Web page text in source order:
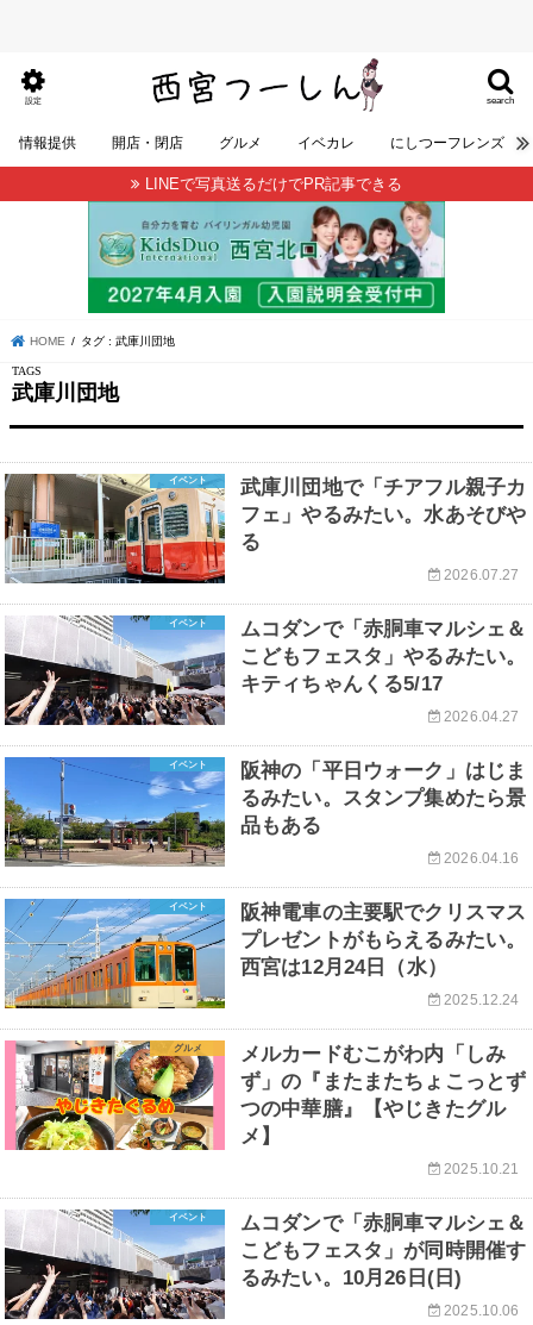
search
設定
情報提供 開店・閉店 グルメ イベカレ にしつーフレンズ
LINEで写真送るだけでPR記事できる
HOME タグ : 武庫川団地
武庫川団地
イベント
武庫川団地で「チアフル親子カ
フェ」やるみたい。水あそびや
る
2026.07.27
イベント
ムコダンで「赤胴車マルシェ＆
こどもフェスタ」やるみたい。
キティちゃんくる5/17
2026.04.27
イベント
阪神の「平日ウォーク」はじま
るみたい。スタンプ集めたら景
品もある
2026.04.16
イベント
阪神電車の主要駅でクリスマス
プレゼントがもらえるみたい。
西宮は12月24日（水）
2025.12.24
グルメ
メルカードむこがわ内「しみ
ず」の『またまたちょこっとず
つの中華膳』【やじきたグル
メ】
2025.10.21
イベント
ムコダンで「赤胴車マルシェ＆
こどもフェスタ」が同時開催す
るみたい。10月26日(日)
2025.10.06